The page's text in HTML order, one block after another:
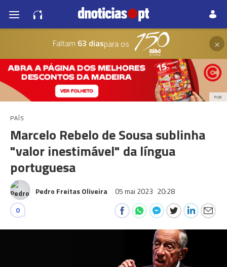
Faltam 63 diaspara os ×
PUB
PAÍS
Marcelo Rebelo de Sousa sublinha
"valor inestimável" da língua
portuguesa
Pedro Freitas Oliveira 05 mai 2023 20:28
0